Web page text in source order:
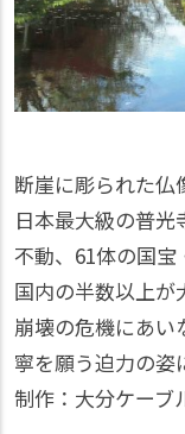
断崖に彫られた仏
日本最大級の普
不動、61体の国宝
国内の半数以上が
崩壊の危機にあい
寧を願う迫力の姿
制作：大分ケーブ